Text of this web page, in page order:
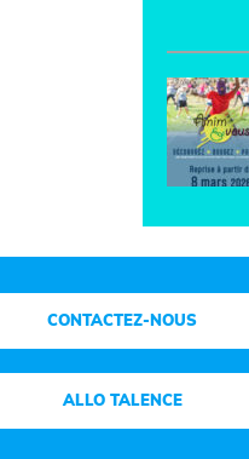
CONTACTEZ-NOUS
ALLO TALENCE